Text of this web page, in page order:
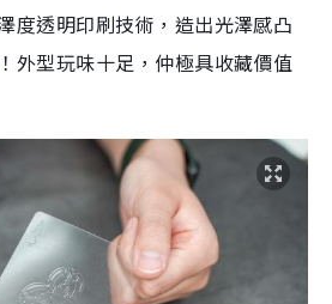
度透明印刷技術，造出光澤感凸
外型玩味十足，仲極具收藏價值